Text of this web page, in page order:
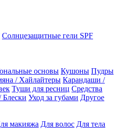
Солнцезащитные гели SPF
основы Кушоны Пудры
/ Хайлайтеры Карандаши /
Туши для ресниц Средства
Уход за губами Другое
макияжа Для волос Для тела